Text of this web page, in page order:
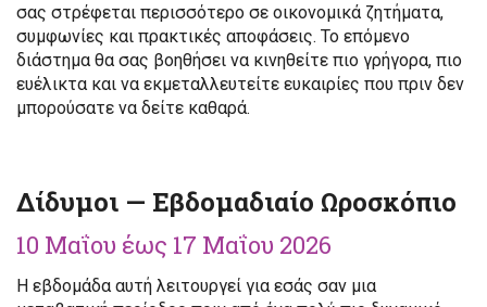
σας στρέφεται περισσότερο σε οικονομικά ζητήματα,
συμφωνίες και πρακτικές αποφάσεις. Το επόμενο
διάστημα θα σας βοηθήσει να κινηθείτε πιο γρήγορα, πιο
ευέλικτα και να εκμεταλλευτείτε ευκαιρίες που πριν δεν
μπορούσατε να δείτε καθαρά.
Δίδυμοι — Εβδομαδιαίο Ωροσκόπιο
10 Μαΐου έως 17 Μαΐου 2026
Η εβδομάδα αυτή λειτουργεί για εσάς σαν μια